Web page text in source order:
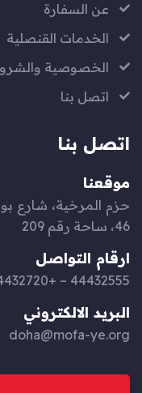
عن السفارة
الخدمات القنصلية
الخصوصية
اتصل بنا
اتصل بنا
موقعنا
46، ساحة رقم 209
ارقام التواصل
44432555 – +97444432720
البريد الالكتروني
doha@mofa-ye.org